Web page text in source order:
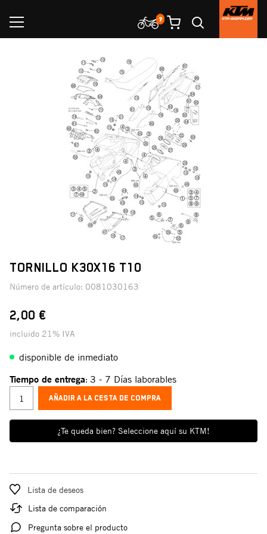
TORNILLO K30X16 T10
Número de artículo: 0081030163
2,00 €
incluido 21% IVA
disponible de inmediato
Tiempo de entrega: 3 - 7 Días laborables
¿Te queda bien? Seleccione aquí su KTM!
AÑADIR A LA CESTA DE COMPRA
Lista de deseos
Lista de comparación
Pregunta sobre el producto